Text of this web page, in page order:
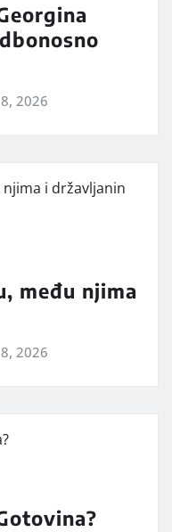
2026
među njima
2026